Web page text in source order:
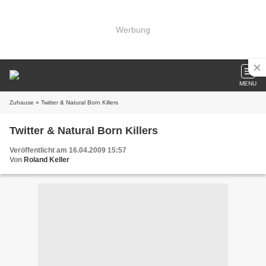
Werbung
MENU
Zuhause » Twitter & Natural Born Killers
Twitter & Natural Born Killers
Veröffentlicht am 16.04.2009 15:57
Von Roland Keller